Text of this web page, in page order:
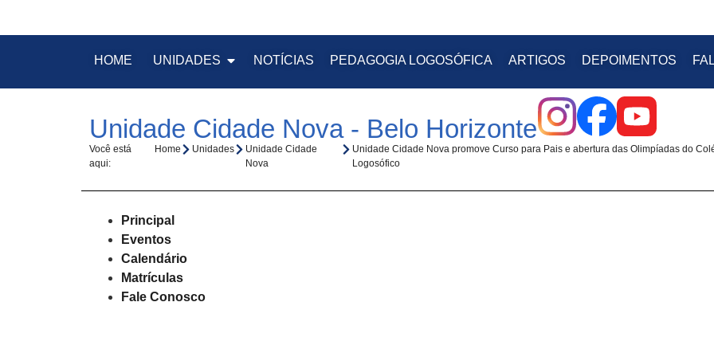
HOME UNIDADES NOTÍCIAS PEDAGOGIA LOGOSÓFICA ARTIGOS DEPOIMENTOS
Unidade Cidade Nova - Belo Horizonte
Você está
aqui:
Home Unidades
Unidade Cidade
Nova
Unidade Cidade Nova promove Curso para Pais e abertura das Olimpíadas do
Logosófico
Principal
Eventos
Calendário
Matrículas
Fale Conosco